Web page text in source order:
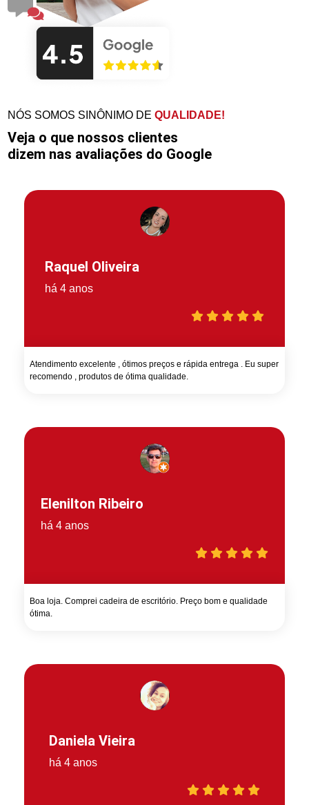
NÓS SOMOS SINÔNIMO DEQUALIDADE!
Veja o que nossos clientes
dizem nas avaliações do Google
Raquel Oliveira
há 4 anos
Atendimento excelente , ótimos preços e rápida entrega . Eu super
recomendo , produtos de ótima qualidade.
Elenilton Ribeiro
há 4 anos
Boa loja. Comprei cadeira de escritório. Preço bom e qualidade
ótima.
Daniela Vieira
há 4 anos